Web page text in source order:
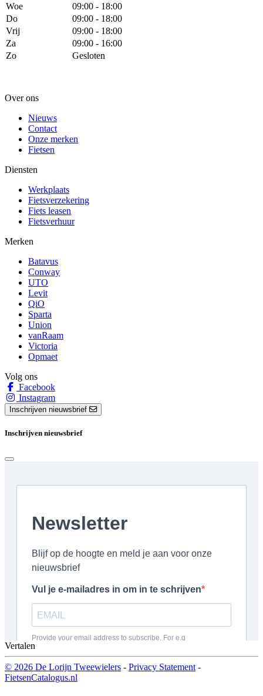
Woe
09:00 - 18:00
Do
09:00 - 18:00
Vrij
09:00 - 18:00
Za
09:00 - 16:00
Zo
Gesloten
Over ons
Nieuws
Contact
Onze merken
Fietsen
Diensten
Werkplaats
Fietsverzekering
Fiets leasen
Fietsverhuur
Merken
Batavus
Conway
UTO
Levit
QiO
Sparta
Union
vanRaam
Victoria
Opmaet
Volg ons
Facebook
Instagram
Inschrijven nieuwsbrief
Inschrijven nieuwsbrief
Vertalen
© 2026 De Lorijn Tweewielers - Privacy Statement -
FietsenCatalogus.nl